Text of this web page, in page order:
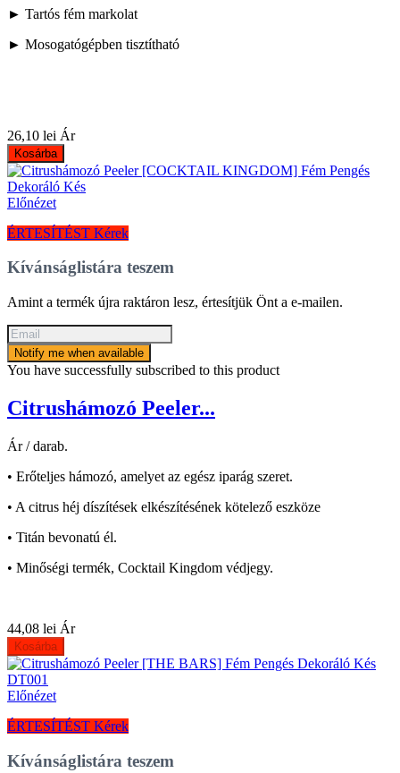
► Tartós fém markolat
► Mosogatógépben tisztítható
26,10 lei Ár
Kosárba
Előnézet
ÉRTESÍTÉST Kérek
Kívánságlistára teszem
Amint a termék újra raktáron lesz, értesítjük Önt a e-mailen.
Notify me when available
You have successfully subscribed to this product
Citrushámozó Peeler...
Ár / darab.
• Erőteljes hámozó, amelyet az egész iparág szeret.
• A citrus héj díszítések elkészítésének kötelező eszköze
• Titán bevonatú él.
• Minőségi termék, Cocktail Kingdom védjegy.
44,08 lei Ár
Kosárba
Előnézet
ÉRTESÍTÉST Kérek
Kívánságlistára teszem